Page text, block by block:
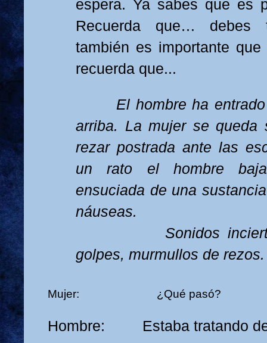
espera. Ya sabes que es
Recuerda que… debes
también es importante
recuerda que...
El hombre ha
arriba. La mujer se queda
rezar postrada ante las
un rato el hombre
ensuciada de una
náuseas.
Sonidos inciertos
golpes, murmullos de rezos.
Mujer: ¿Qué pasó?
Hombre: Estaba tratando